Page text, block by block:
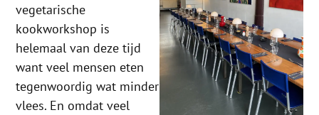
vegetarische
kookworkshop is
helemaal van deze tijd
want veel mensen eten
tegenwoordig wat minder
vlees. En omdat veel